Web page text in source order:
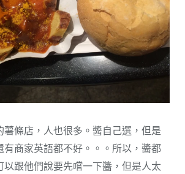
薯條店，人也很多。醬自己選，但是
有商家英語都不好。。。所以，醬都
以跟他們說要先嚐一下醬，但是人太